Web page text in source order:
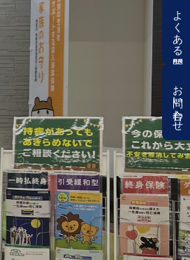
よくある質問
お問い合わせ